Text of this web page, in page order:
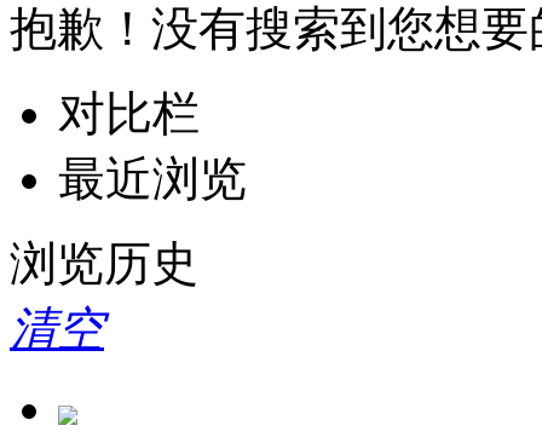
抱歉！没有搜索到您想
对比栏
最近浏览
浏览历史
清空